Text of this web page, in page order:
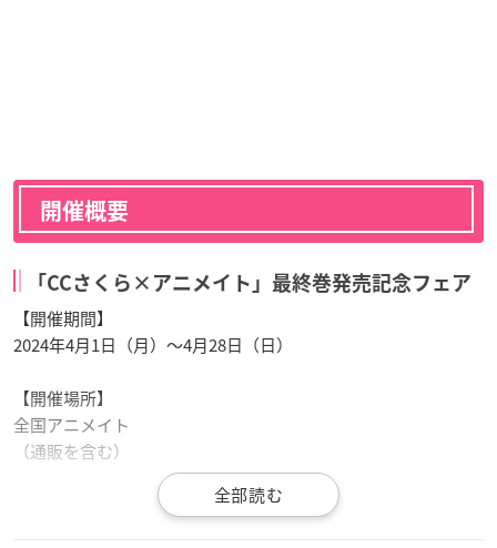
開催概要
「CCさくら×アニメイト」最終巻発売記念フェア
【開催期間】
2024年4月1日（月）～4月28日（日）
【開催場所】
全国アニメイト
（通販を含む）